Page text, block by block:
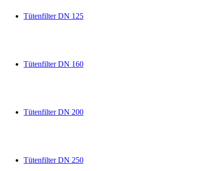
Tütenfilter DN 125
Tütenfilter DN 160
Tütenfilter DN 200
Tütenfilter DN 250